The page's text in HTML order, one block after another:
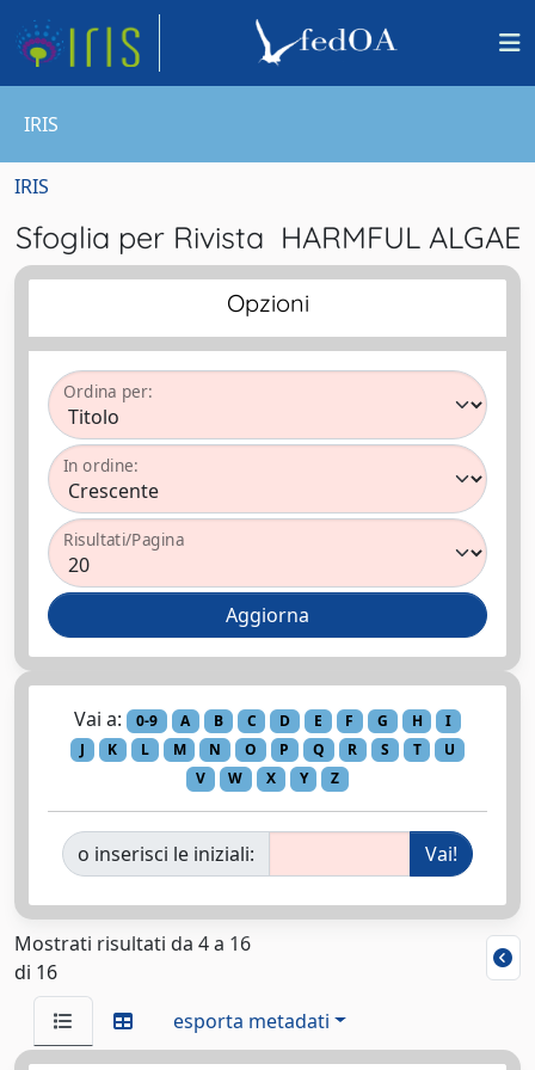
IRIS
IRIS
Sfoglia per Rivista HARMFUL ALGAE
Opzioni
Ordina per:
In ordine:
Risultati/Pagina
Vai a: 0-9 A B C D E F G H
I
J
K L M N O P Q R S T
U
V
W X Y Z
o inserisci le iniziali:
Mostrati risultati da 4 a 16
di 16
esporta metadati